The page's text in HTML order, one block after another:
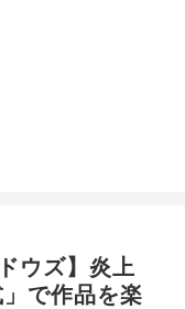
ウズ】炎上
で作品を楽